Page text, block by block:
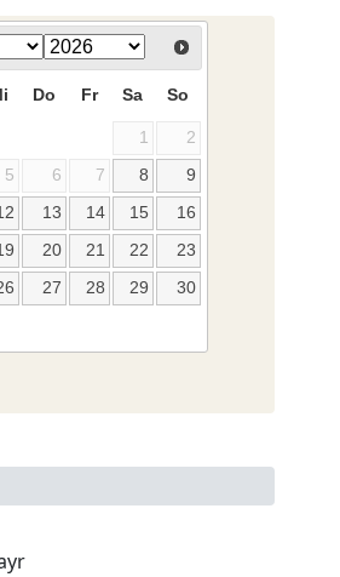
Do Fr Sa So
1
2
5 6 7 8
9
13 14 15
16
20 21 22
23
27 28 29
30